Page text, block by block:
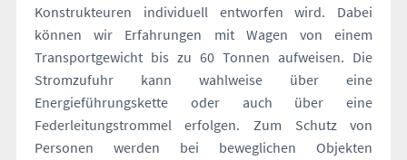
Konstrukteuren individuell entworfen wird. Dabei
können wir Erfahrungen mit Wagen von einem
Transportgewicht bis zu 60 Tonnen aufweisen. Die
Stromzufuhr kann wahlweise über eine
Energieführungskette oder auch über eine
Federleitungstrommel erfolgen. Zum Schutz von
Personen werden bei beweglichen Objekten